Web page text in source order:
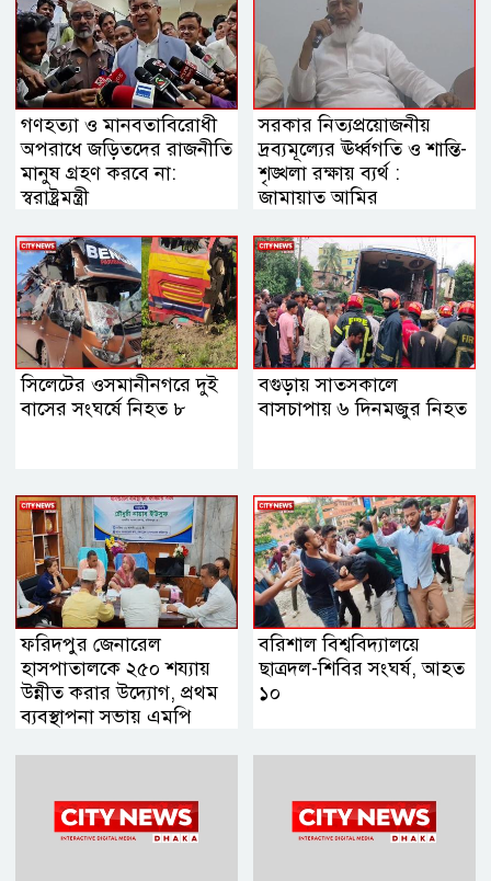
গণহত্যা ও মানবতাবিরোধী
অপরাধে জড়িতদের রাজনীতি
মানুষ গ্রহণ করবে না:
স্বরাষ্ট্রমন্ত্রী
সরকার নিত্যপ্রয়োজনীয়
দ্রব্যমূল্যের ঊর্ধ্বগতি ও শান্তি-
শৃঙ্খলা রক্ষায় ব্যর্থ :
জামায়াত আমির
সিলেটের ওসমানীনগরে দুই
বাসের সংঘর্ষে নিহত ৮
বগুড়ায় সাতসকালে
বাসচাপায় ৬ দিনমজুর নিহত
ফরিদপুর জেনারেল
হাসপাতালকে ২৫০ শয্যায়
উন্নীত করার উদ্যোগ, প্রথম
ব্যবস্থাপনা সভায় এমপি
বরিশাল বিশ্ববিদ্যালয়ে
ছাত্রদল-শিবির সংঘর্ষ, আহত
১০